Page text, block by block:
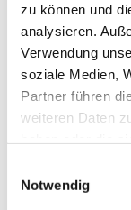
zu können und
analysieren.
Verwendung
soziale Medien,
Partner führen
weiteren Daten
Notwendig